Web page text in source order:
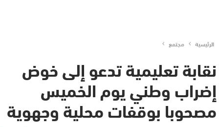
الرئيسية مجتمع
نقابة تعليمية تدعو إلى خوض
إضراب وطني يوم الخميس
مصحوبا بوقفات محلية وجهوية